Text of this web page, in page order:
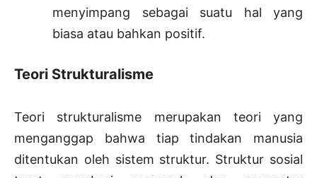
menyimpang sebagai suatu hal yang
biasa atau bahkan positif.
Teori Strukturalisme
Teori strukturalisme merupakan teori yang
menganggap bahwa tiap tindakan manusia
ditentukan oleh sistem struktur. Struktur sosial